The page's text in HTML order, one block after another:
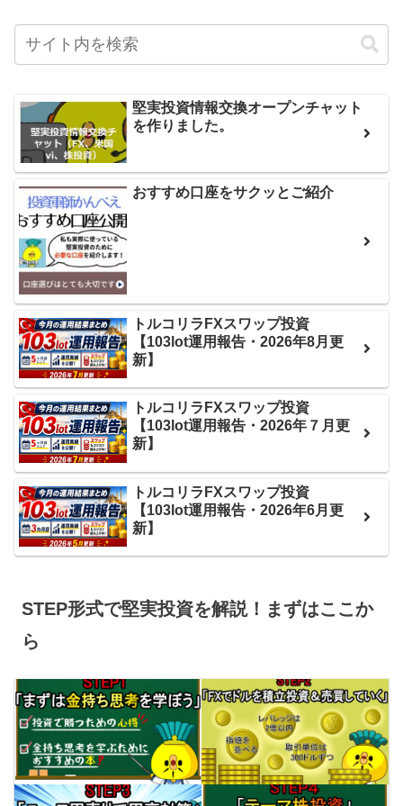
堅実投資情報交換オープンチャット
を作りました。
おすすめ口座をサクッとご紹介
トルコリラFXスワップ投資
【103lot運用報告・2026年8月更
新】
トルコリラFXスワップ投資
【103lot運用報告・2026年７月更
新】
トルコリラFXスワップ投資
【103lot運用報告・2026年6月更
新】
STEP形式で堅実投資を解説！まずはここか
ら